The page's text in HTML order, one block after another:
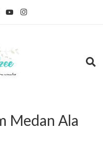
Medan Ala